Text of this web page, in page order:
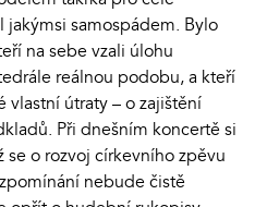
jakýmsi samospádem. Bylo
na sebe vzali úlohu
reálnou podobu, a kteří
vlastní útraty – o zajištění
Při dnešním koncertě si
o rozvoj církevního zpěvu
nebude čistě